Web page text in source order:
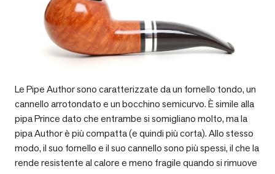
Le Pipe Author sono caratterizzate da un fornello tondo, un
cannello arrotondato e un bocchino semicurvo. È simile alla
pipa Prince dato che entrambe si somigliano molto, ma la
pipa Author è più compatta (e quindi più corta). Allo stesso
modo, il suo fornello e il suo cannello sono più spessi, il che la
rende resistente al calore e meno fragile quando si rimuove